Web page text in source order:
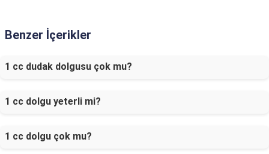
Benzer İçerikler
1 cc dudak dolgusu çok mu?
1 cc dolgu yeterli mi?
1 cc dolgu çok mu?